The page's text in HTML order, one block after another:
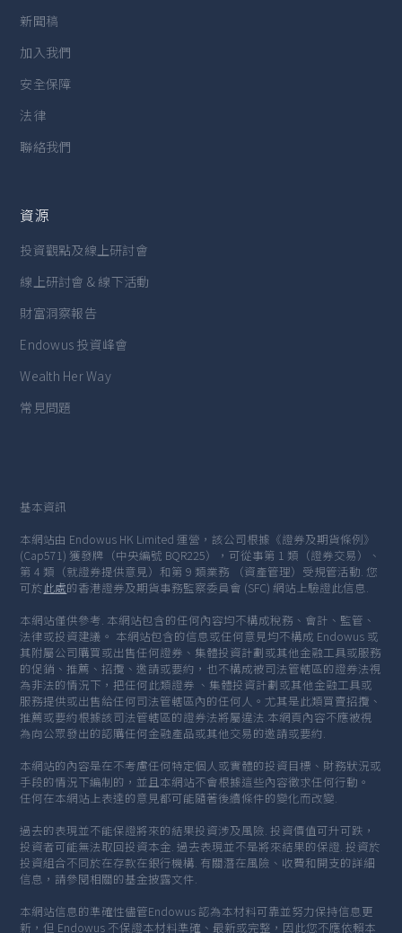
新聞稿
加入我們
安全保障
法律
聯絡我們
資源
投資觀點及線上研討會
線上研討會 & 線下活動
財富洞察報告
Endowus 投資峰會
Wealth Her Way
常見問題
基本資訊
本網站由 Endowus HK Limited 運營，該公司根據《證券及期貨條例》
(Cap571) 獲發牌（中央編號 BQR225），可從事第 1 類（證券交易）、
第 4 類（就證券提供意見）和第 9 類業務 （資產管理）受規管活動. 您
可於此處的香港證券及期貨事務監察委員會 (SFC) 網站上驗證此信息.
本網站僅供參考. 本網站包含的任何內容均不構成稅務、會計、監管、
法律或投資建議。 本網站包含的信息或任何意見均不構成 Endowus 或
其附屬公司購買或出售任何證券、集體投資計劃或其他金融工具或服務
的促銷、推薦、招攬、邀請或要約，也不構成被司法管轄區的證券法視
為非法的情況下，把任何此類證券 、集體投資計劃或其他金融工具或
服務提供或出售給任何司法管轄區內的任何人。尤其是此類買賣招攬、
推薦或要約根據該司法管轄區的證券法將屬違法.本網頁內容不應被視
為向公眾發出的認購任何金融產品或其他交易的邀請或要約.
本網站的內容是在不考慮任何特定個人或實體的投資目標、財務狀況或
手段的情況下編制的，並且本網站不會根據這些內容徵求任何行動。
任何在本網站上表達的意見都可能隨著後續條件的變化而改變.
過去的表現並不能保證將來的結果投資涉及風險. 投資價值可升可跌，
投資者可能無法取回投資本金. 過去表現並不是將來結果的保證. 投資於
投資組合不同於在存款在銀行機構. 有關潛在風險、收費和開支的詳細
信息，請參閱相關的基金披露文件.
本網站信息的準確性儘管Endowus 認為本材料可靠並努力保持信息更
新，但 Endowus 不保證本材料準確、最新或完整，因此您不應依賴本